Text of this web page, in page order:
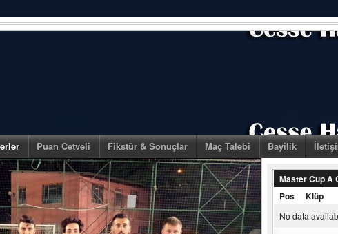
Puan Cetveli Fikstür & Sonuçlar Maç Talebi Bayilik
Master Cup A
Pos
Klüp
No data